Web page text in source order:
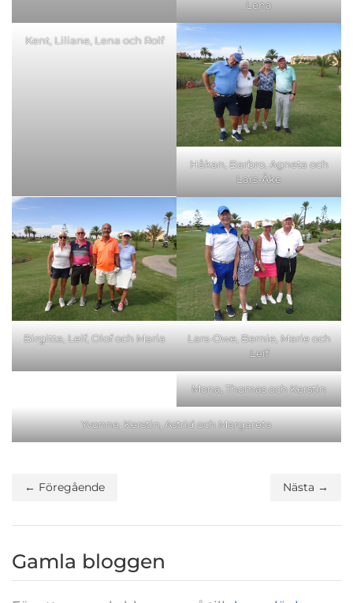
Lena
Kent, Liliane, Lena och Rolf
Håkan, Barbro, Agneta och
Lars-Åke
Birgitta, Leif, Olof och Maria
Lars-Owe, Bernie, Marie och
Leif
Mona, Thomas och Kerstin
Yvonne, Kerstin, Astrid och Margareta
← Föregående Nästa →
Gamla bloggen